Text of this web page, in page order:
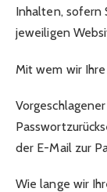
Inhalten, sofern
jeweiligen
Mit wem wir
der E-Mail zur
Wie lange wir